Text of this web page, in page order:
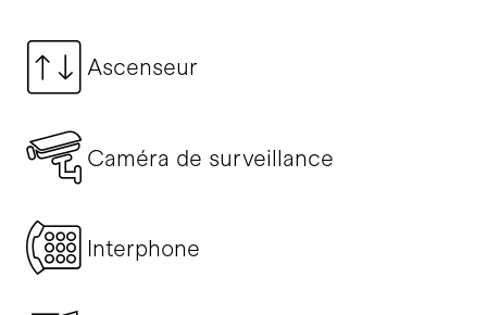
Ascenseur
Caméra de surveillance
Interphone